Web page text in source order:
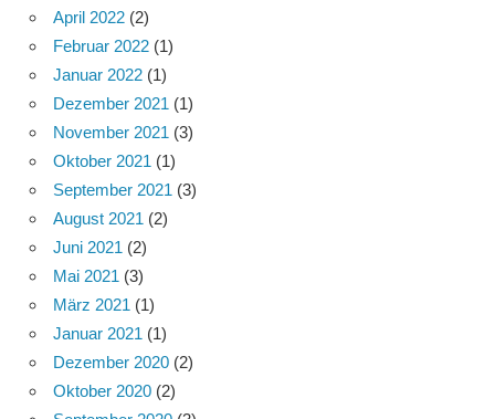
April 2022 (2)
Februar 2022 (1)
Januar 2022 (1)
Dezember 2021 (1)
November 2021 (3)
Oktober 2021 (1)
September 2021 (3)
August 2021 (2)
Juni 2021 (2)
Mai 2021 (3)
März 2021 (1)
Januar 2021 (1)
Dezember 2020 (2)
Oktober 2020 (2)